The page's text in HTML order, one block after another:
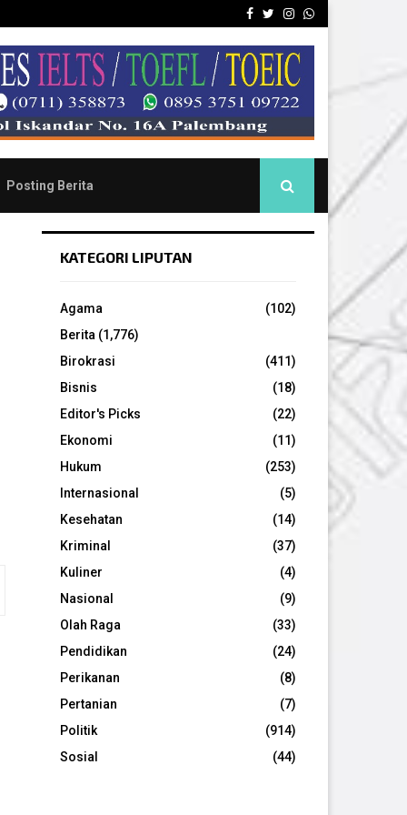
Facebook
Twitter
Instagram
Whatsapp
Posting Berita
KATEGORI LIPUTAN
Agama
(102)
Berita (1,776)
Birokrasi
(411)
Bisnis
(18)
Editor's Picks
(22)
Ekonomi
(11)
Hukum
(253)
Internasional
(5)
Kesehatan
(14)
Kriminal
(37)
Kuliner
(4)
Nasional
(9)
Olah Raga
(33)
Pendidikan
(24)
Perikanan
(8)
Pertanian
(7)
Politik
(914)
Sosial
(44)